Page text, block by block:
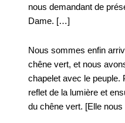
nous demandant de
Dame. […]
Nous sommes enfin
chêne vert, et nous
chapelet avec le peuple.
reflet de la lumière et
du chêne vert. [Elle nous